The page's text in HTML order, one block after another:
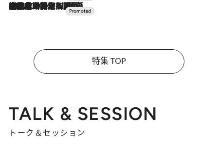
2026.7.10
NEW OPEN！【界 草津】名湯の地に誕生。趣の異なる2種の温泉と上州ならではの会席・蕎麦割烹など美食を味わう究極の癒やし旅
特集 TOP
TALK & SESSION
トーク＆セッション